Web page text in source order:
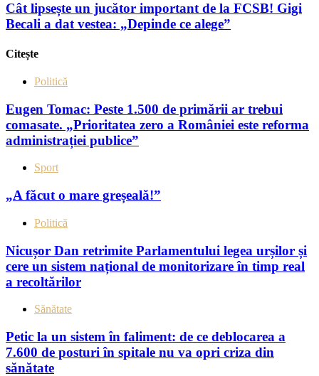
Cât lipsește un jucător important de la FCSB! Gigi
Becali a dat vestea: „Depinde ce alege”
Citește
Politică
Eugen Tomac: Peste 1.500 de primării ar trebui
comasate. „Prioritatea zero a României este reforma
administrației publice”
Sport
„A făcut o mare greșeală!”
Politică
Nicușor Dan retrimite Parlamentului legea urșilor și
cere un sistem național de monitorizare în timp real
a recoltărilor
Sănătate
Petic la un sistem în faliment: de ce deblocarea a
7.600 de posturi în spitale nu va opri criza din
sănătate